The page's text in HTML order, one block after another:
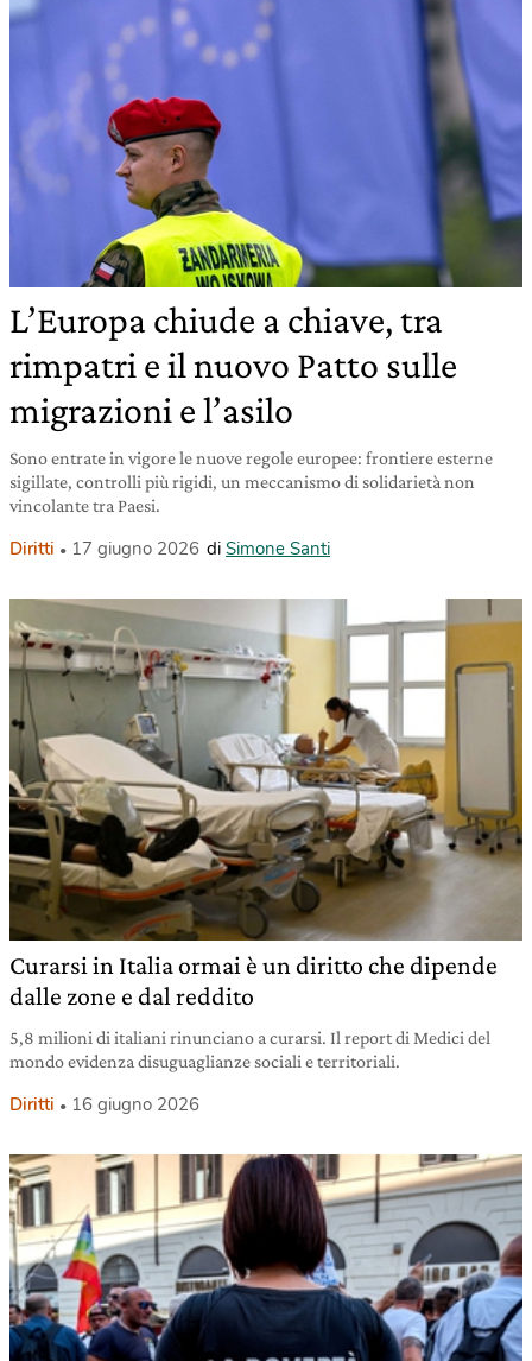
L’Europa chiude a chiave, tra
rimpatri e il nuovo Patto sulle
migrazioni e l’asilo
Sono entrate in vigore le nuove regole europee: frontiere esterne
sigillate, controlli più rigidi, un meccanismo di solidarietà non
vincolante tra Paesi.
Diritti 17 giugno 2026 di Simone Santi
Curarsi in Italia ormai è un diritto che dipende
dalle zone e dal reddito
5,8 milioni di italiani rinunciano a curarsi. Il report di Medici del
mondo evidenza disuguaglianze sociali e territoriali.
Diritti 16 giugno 2026